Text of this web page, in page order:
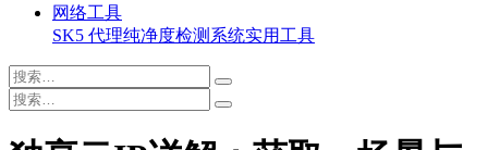
网络工具
SK5 代理纯净度检测系统实用工具